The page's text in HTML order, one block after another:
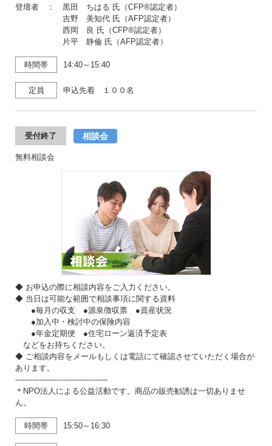
登壇者 ： 黒田 ちはる 氏（CFP®認定者）
吉野 美知代 氏（AFP認定者）
西岡 良 氏（CFP®認定者）
片平 静倫 氏（AFP認定者）
時間帯 14:40～15:40
定員 申込先着 １００名
受付終了 相談会
無料相談会
◆ お申込の際に相談内容をご入力ください。
◆ 当日は可能な範囲で相談事項に関する資料
●毎月の収支 ●源泉徴収票 ●資産状況
●加入中・検討中の保険内容
●年金定期便 ●住宅ローン返済予定表
などをお持ちください。
◆ ご相談内容をメールもしくは電話にて確認させていただく場合が
あります。
--------------------------------------
＊NPO法人による公益活動です。商品の販売勧誘は一切ありませ
ん。
時間帯 15:50～16:30